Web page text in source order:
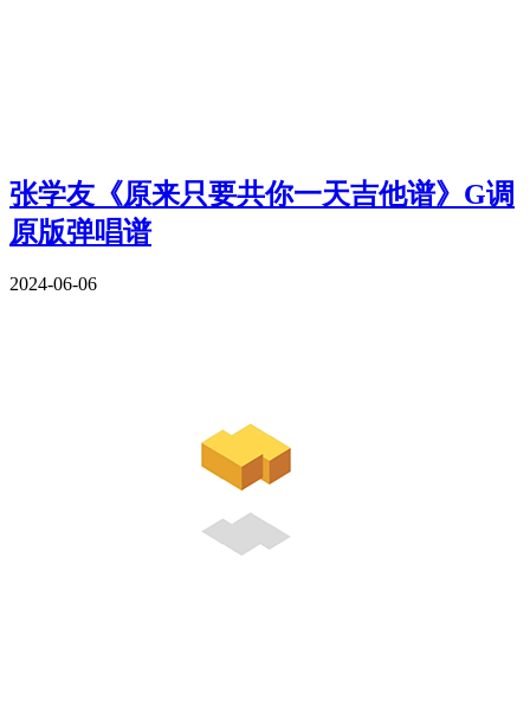
张学友《原来只要共你一天吉他谱》G调
原版弹唱谱
2024-06-06